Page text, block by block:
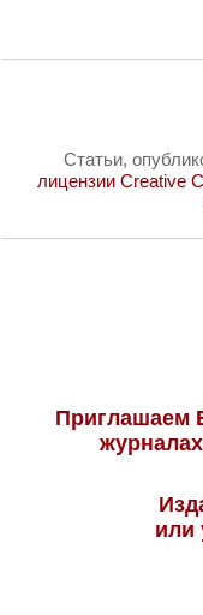
Статьи,
лицензии Creative
Приглашаем
или